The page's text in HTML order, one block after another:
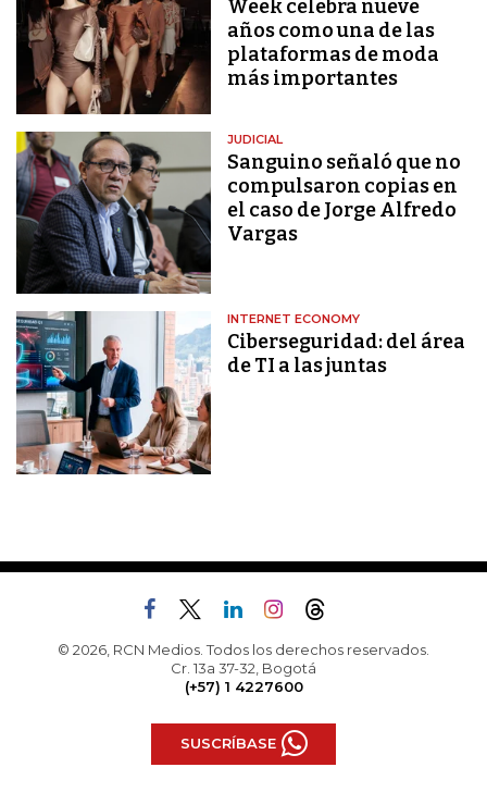
Week celebra nueve
años como una de las
plataformas de moda
más importantes
JUDICIAL
Sanguino señaló que no
compulsaron copias en
el caso de Jorge Alfredo
Vargas
INTERNET ECONOMY
Ciberseguridad: del área
de TI a las juntas
© 2026, RCN Medios. Todos los derechos reservados.
Cr. 13a 37-32, Bogotá
(+57) 1 4227600
SUSCRÍBASE